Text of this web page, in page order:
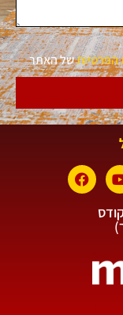
הפרטיותשל האתר